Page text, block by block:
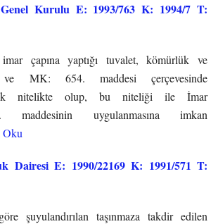
Kurulu E: 1993/763 K: 1994/7 T:
çapına yaptığı tuvalet, kömürlük ve
MK: 654. maddesi çerçevesinde
nitelikte olup, bu niteliği ile İmar
maddesinin uygulanmasına imkan
Oku
Dairesi E: 1990/22169 K: 1991/571 T:
şuyulandırılan taşınmaza takdir edilen